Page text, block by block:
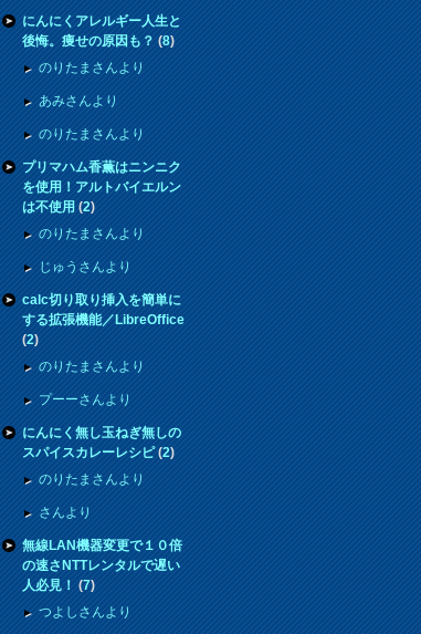
にんにくアレルギー人生と
後悔。痩せの原因も？(8)
のりたまさんより
あみさんより
のりたまさんより
プリマハム香薫はニンニク
を使用！アルトバイエルン
は不使用(2)
のりたまさんより
じゅうさんより
calc切り取り挿入を簡単に
する拡張機能／LibreOffice
(2)
のりたまさんより
プーーさんより
にんにく無し玉ねぎ無しの
スパイスカレーレシピ(2)
のりたまさんより
さんより
無線LAN機器変更で１０倍
の速さNTTレンタルで遅い
人必見！(7)
つよしさんより